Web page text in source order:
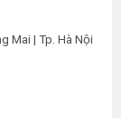
Mai | Tp. Hà Nội